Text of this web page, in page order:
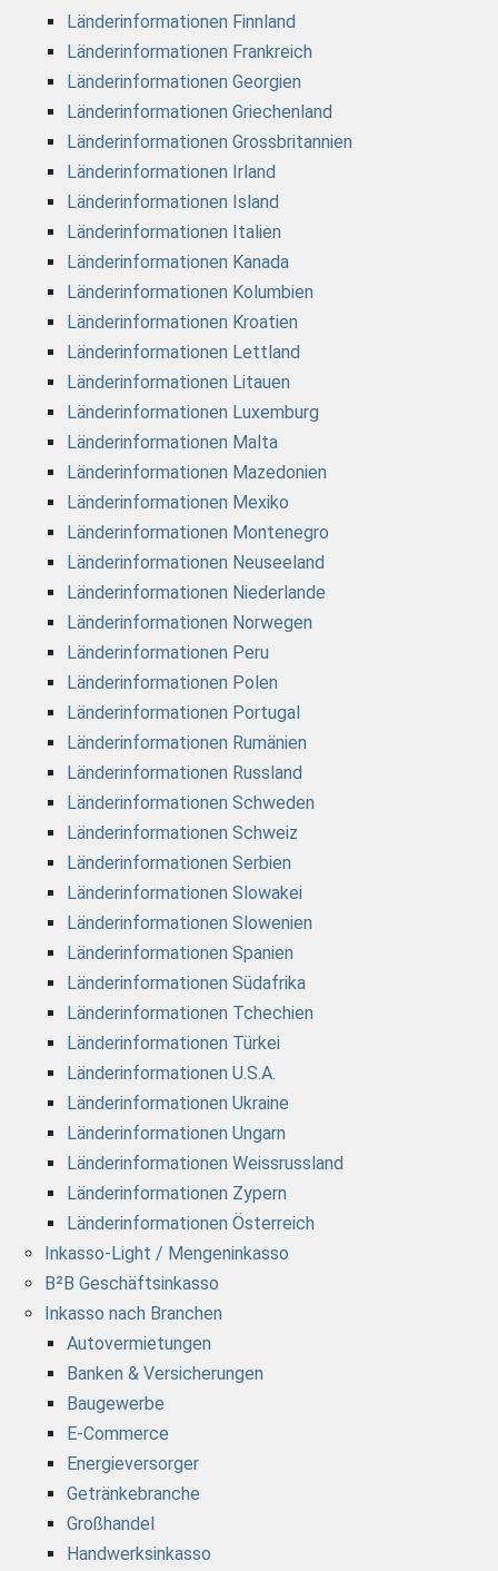
Länderinformationen Finnland
Länderinformationen Frankreich
Länderinformationen Georgien
Länderinformationen Griechenland
Länderinformationen Grossbritannien
Länderinformationen Irland
Länderinformationen Island
Länderinformationen Italien
Länderinformationen Kanada
Länderinformationen Kolumbien
Länderinformationen Kroatien
Länderinformationen Lettland
Länderinformationen Litauen
Länderinformationen Luxemburg
Länderinformationen Malta
Länderinformationen Mazedonien
Länderinformationen Mexiko
Länderinformationen Montenegro
Länderinformationen Neuseeland
Länderinformationen Niederlande
Länderinformationen Norwegen
Länderinformationen Peru
Länderinformationen Polen
Länderinformationen Portugal
Länderinformationen Rumänien
Länderinformationen Russland
Länderinformationen Schweden
Länderinformationen Schweiz
Länderinformationen Serbien
Länderinformationen Slowakei
Länderinformationen Slowenien
Länderinformationen Spanien
Länderinformationen Südafrika
Länderinformationen Tchechien
Länderinformationen Türkei
Länderinformationen U.S.A.
Länderinformationen Ukraine
Länderinformationen Ungarn
Länderinformationen Weissrussland
Länderinformationen Zypern
Länderinformationen Österreich
Inkasso-Light / Mengeninkasso
B²B Geschäftsinkasso
Inkasso nach Branchen
Autovermietungen
Banken & Versicherungen
Baugewerbe
E-Commerce
Energieversorger
Getränkebranche
Großhandel
Handwerksinkasso